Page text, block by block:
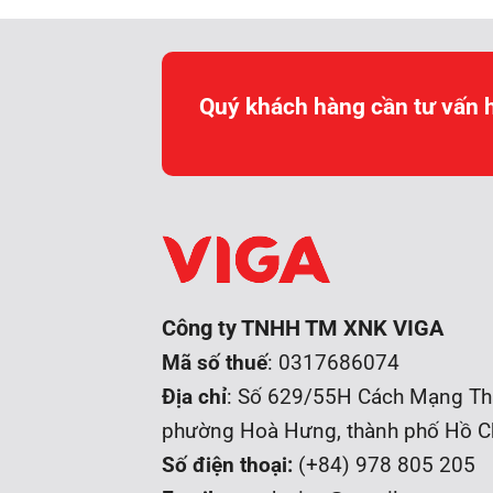
Quý khách hàng cần tư
Công ty TNHH TM XNK VIGA
Mã số thuế: 0317686074
Địa chỉ: Số 629/55H Cách Mạng
phường Hoà Hưng, thành phố Hồ
Số điện thoại: (+84) 978 805 205